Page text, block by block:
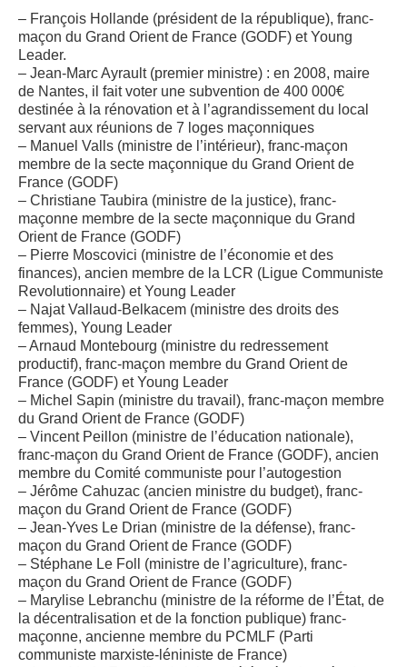
– François Hollande (président de la république), franc-
maçon du Grand Orient de France (GODF) et Young
Leader.
– Jean-Marc Ayrault (premier ministre) : en 2008, maire
de Nantes, il fait voter une subvention de 400 000€
destinée à la rénovation et à l’agrandissement du local
servant aux réunions de 7 loges maçonniques
– Manuel Valls (ministre de l’intérieur), franc-maçon
membre de la secte maçonnique du Grand Orient de
France (GODF)
– Christiane Taubira (ministre de la justice), franc-
maçonne membre de la secte maçonnique du Grand
Orient de France (GODF)
– Pierre Moscovici (ministre de l’économie et des
finances), ancien membre de la LCR (Ligue Communiste
Revolutionnaire) et Young Leader
– Najat Vallaud-Belkacem (ministre des droits des
femmes), Young Leader
– Arnaud Montebourg (ministre du redressement
productif), franc-maçon membre du Grand Orient de
France (GODF) et Young Leader
– Michel Sapin (ministre du travail), franc-maçon membre
du Grand Orient de France (GODF)
– Vincent Peillon (ministre de l’éducation nationale),
franc-maçon du Grand Orient de France (GODF), ancien
membre du Comité communiste pour l’autogestion
– Jérôme Cahuzac (ancien ministre du budget), franc-
maçon du Grand Orient de France (GODF)
– Jean-Yves Le Drian (ministre de la défense), franc-
maçon du Grand Orient de France (GODF)
– Stéphane Le Foll (ministre de l’agriculture), franc-
maçon du Grand Orient de France (GODF)
– Marylise Lebranchu (ministre de la réforme de l’État, de
la décentralisation et de la fonction publique) franc-
maçonne, ancienne membre du PCMLF (Parti
communiste marxiste-léniniste de France)